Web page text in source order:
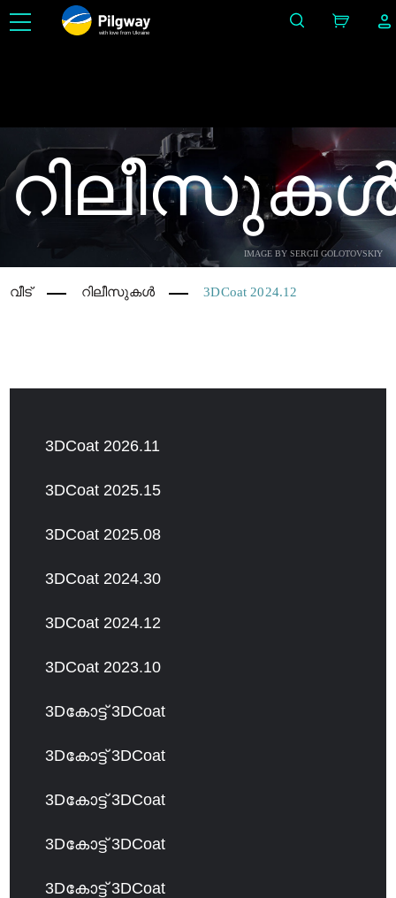
with love from Ukraine
IMAGE BY SERGII GOLOTOVSKIY
വീട് റിലീസുകൾ 3DCoat 2024.12
3DCoat 2026.11
3DCoat 2025.15
3DCoat 2025.08
3DCoat 2024.30
3DCoat 2024.12
3DCoat 2023.10
3Dകോട്ട് 3DCoat
3Dകോട്ട് 3DCoat
3Dകോട്ട് 3DCoat
3Dകോട്ട് 3DCoat
3Dകോട്ട് 3DCoat